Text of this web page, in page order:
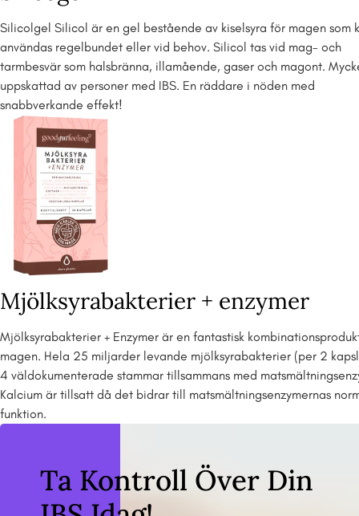
Silicolgel Silicol är en gel bestående av kiselsyra för magen som
användas regelbundet eller vid behov. Silicol tas vid mag- och
tarmbesvär som halsbränna, illamående, gaser och magont.
uppskattad av personer med IBS. En räddare i nöden med
snabbverkande effekt!
Mjölksyrabakterier + enzymer
Mjölksyrabakterier + Enzymer är en fantastisk
magen. Hela 25 miljarder levande mjölksyrabakterier (per 2
4 väldokumenterade stammar tillsammans med
Kalcium är tillsatt då det bidrar till matsmältningsenzymernas
funktion.
Ta Kontroll Över Din